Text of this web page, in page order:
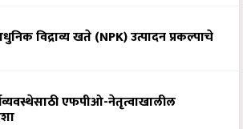
विद्राव्य खते (NPK) उत्पादन प्रकल्पाचे
एफपीओ-नेतृत्वाखालील